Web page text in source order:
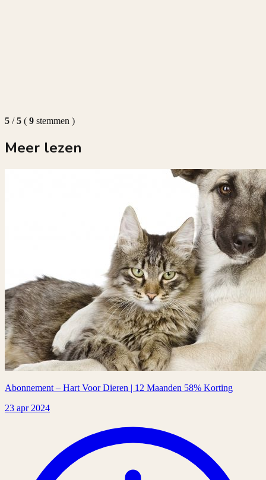
5 / 5 ( 9 stemmen )
Meer lezen
Abonnement – Hart Voor Dieren | 12 Maanden 58% Korting
23 apr 2024